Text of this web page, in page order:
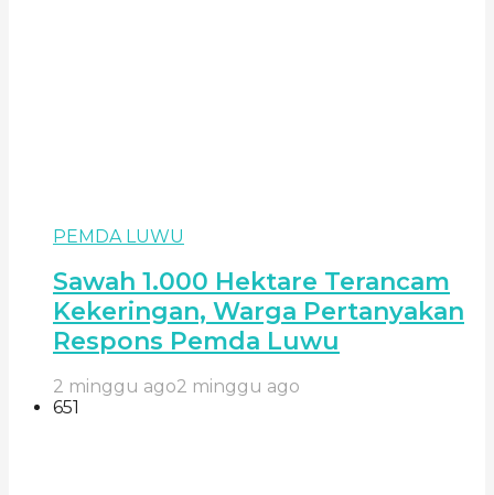
PEMDA LUWU
Sawah 1.000 Hektare Terancam
Kekeringan, Warga Pertanyakan
Respons Pemda Luwu
2 minggu ago2 minggu ago
651